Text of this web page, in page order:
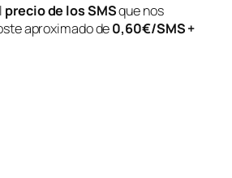
precio de los SMSque nos
aproximado de0,60€/SMS +